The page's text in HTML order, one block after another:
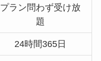
プラン問わず受け放
題
24時間365日